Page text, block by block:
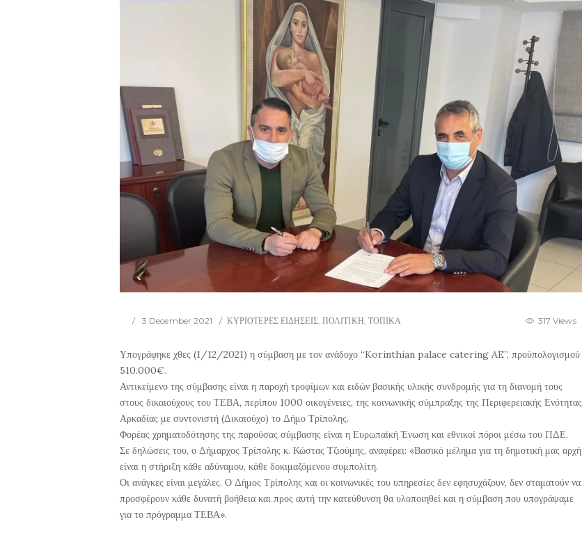
3 December 2021 ΚΥΡΙΟΤΕΡΕΣ ΕΙΔΗΣΕΙΣ, ΠΟΛΙΤΙΚΗ, ΤΟΠΙΚΑ 317 Views
Υπογράφηκε χθες (1/12/2021) η σύμβαση με τον ανάδοχο “Korinthian palace catering AE”, προϋπολογισμού
510.000€.
Αντικείμενο της σύμβασης είναι η παροχή τροφίμων και ειδών βασικής υλικής συνδρομής για τη διανομή τους
στους δικαιούχους του ΤΕΒΑ, περίπου 1000 οικογένειες, της κοινωνικής σύμπραξης της Περιφερειακής Ενότητας
Αρκαδίας με συντονιστή (Δικαιούχο) το Δήμο Τρίπολης.
Φορέας χρηματοδότησης της παρούσας σύμβασης είναι η Ευρωπαϊκή Ένωση και εθνικοί πόροι μέσω του ΠΔΕ.
Σε δηλώσεις του, ο Δήμαρχος Τρίπολης κ. Κώστας Τζιούμης, αναφέρει: «Βασικό μέλημα για τη δημοτική μας αρχή
είναι η στήριξη κάθε αδύναμου, κάθε δοκιμαζόμενου συμπολίτη.
Οι ανάγκες είναι μεγάλες. Ο Δήμος Τρίπολης και οι κοινωνικές του υπηρεσίες δεν εφησυχάζουν, δεν σταματούν να
προσφέρουν κάθε δυνατή βοήθεια και προς αυτή την κατεύθυνση θα υλοποιηθεί και η σύμβαση που υπογράψαμε
για το πρόγραμμα ΤΕΒΑ».